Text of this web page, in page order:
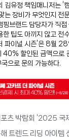
김유정 책임매니저는 ‘
는 장비가 무엇인지 전
핑브랜드 담당자가 직
팁도 아끼지 않고 전
파이널 시즌’은 8월 28
40% 할인된 금액으로
으로 문의 가능하다.